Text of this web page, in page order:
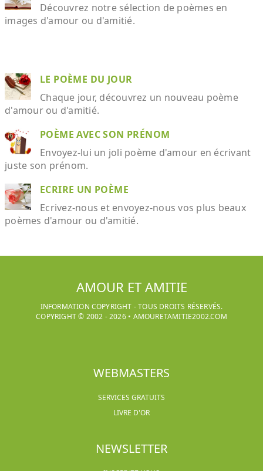
Découvrez notre sélection de poèmes en
images d'amour ou d'amitié.
LE POÈME DU JOUR
Chaque jour, découvrez un nouveau poème
d'amour ou d'amitié.
POÈME AVEC SON PRÉNOM
Envoyez-lui un joli poème d'amour en écrivant
juste son prénom.
ECRIRE UN POÈME
Ecrivez-nous et envoyez-nous vos plus beaux
poèmes d'amour ou d'amitié.
AMOUR ET AMITIE
INFORMATION COPYRIGHT - TOUS DROITS RÉSERVÉS.
COPYRIGHT © 2002 -2026• AMOURETAMITIE2002.COM
WEBMASTERS
SERVICES GRATUITS
LIVRE D'OR
NEWSLETTER